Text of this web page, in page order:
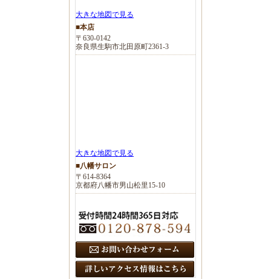
大きな地図で見る
■本店
〒630-0142
奈良県生駒市北田原町2361-3
大きな地図で見る
■八幡サロン
〒614-8364
京都府八幡市男山松里15-10